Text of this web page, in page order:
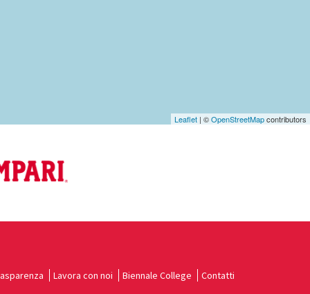
Leaflet | ©OpenStreetMapcontributors
Lavora con noi Biennale College Contatti